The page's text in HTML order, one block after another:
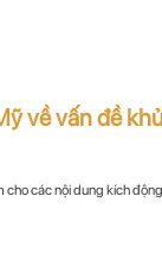
về vấn đề
cho các nội dung kích